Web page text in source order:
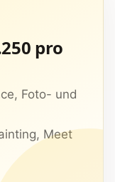
pro
Foto- und
Meet